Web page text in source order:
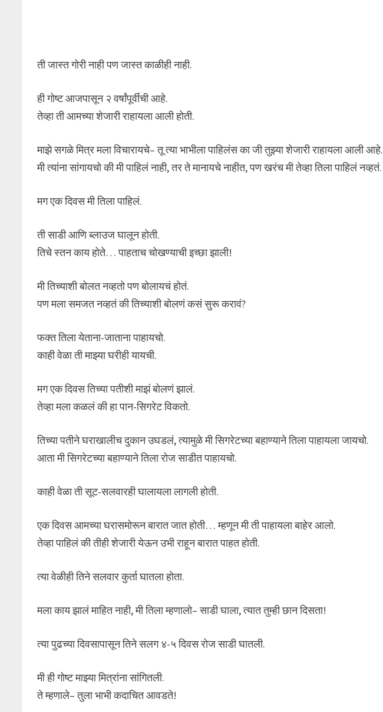
ती जास्त गोरी नाही पण जास्त काळीही नाही.
ही गोष्ट आजपासून २ वर्षांपूर्वीची आहे.
तेव्हा ती आमच्या शेजारी राहायला आली होती.
माझे सगळे मित्र मला विचारायचे– तू त्या भाभीला पाहिलंस का जी तुझ्या शेजारी राहायला आली आहे.
मी त्यांना सांगायचो की मी पाहिलं नाही, तर ते मानायचे नाहीत, पण खरंच मी तेव्हा तिला पाहिलं नव्हतं.
मग एक दिवस मी तिला पाहिलं.
ती साडी आणि ब्लाउज घालून होती.
तिचे स्तन काय होते… पाहताच चोखण्याची इच्छा झाली!
मी तिच्याशी बोलत नव्हतो पण बोलायचं होतं.
पण मला समजत नव्हतं की तिच्याशी बोलणं कसं सुरू करावं?
फक्त तिला येताना-जाताना पाहायचो.
काही वेळा ती माझ्या घरीही यायची.
मग एक दिवस तिच्या पतीशी माझं बोलणं झालं.
तेव्हा मला कळलं की हा पान-सिगरेट विकतो.
तिच्या पतीने घराखालीच दुकान उघडलं, त्यामुळे मी सिगरेटच्या बहाण्याने तिला पाहायला जायचो.
आता मी सिगरेटच्या बहाण्याने तिला रोज साडीत पाहायचो.
काही वेळा ती सूट-सलवारही घालायला लागली होती.
एक दिवस आमच्या घरासमोरून बारात जात होती… म्हणून मी ती पाहायला बाहेर आलो.
तेव्हा पाहिलं की तीही शेजारी येऊन उभी राहून बारात पाहत होती.
त्या वेळीही तिने सलवार कुर्ता घातला होता.
मला काय झालं माहित नाही, मी तिला म्हणालो– साडी घाला, त्यात तुम्ही छान दिसता!
त्या पुढच्या दिवसापासून तिने सलग ४-५ दिवस रोज साडी घातली.
मी ही गोष्ट माझ्या मित्रांना सांगितली.
ते म्हणाले– तुला भाभी कदाचित आवडते!